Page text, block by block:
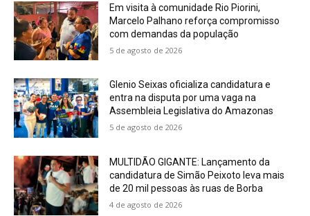
Em visita à comunidade Rio Piorini,
Marcelo Palhano reforça compromisso
com demandas da população
5 de agosto de 2026
Glenio Seixas oficializa candidatura e
entra na disputa por uma vaga na
Assembleia Legislativa do Amazonas
5 de agosto de 2026
MULTIDÃO GIGANTE: Lançamento da
candidatura de Simão Peixoto leva mais
de 20 mil pessoas às ruas de Borba
4 de agosto de 2026